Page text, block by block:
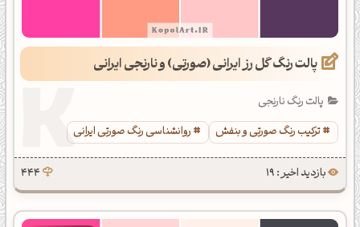
پالت رنگ گل رز ایرانی (صورتی) و نارنجی ایرانی
پالت رنگ نارنجی
ترکیب رنگ صورتی و بنفش
روانشناسی رنگ صورتی ایرانی
بازدید اخیر : 19 444